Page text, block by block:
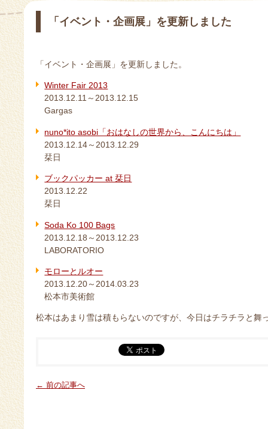
「イベント・企画展」を更新しました
「イベント・企画展」を更新しました。
Winter Fair 2013
2013.12.11～2013.12.15
Gargas
nuno*ito asobi「おはなしの世界から、こんにちは」
2013.12.14～2013.12.29
栞日
ブックパッカー at 栞日
2013.12.22
栞日
Soda Ko 100 Bags
2013.12.18～2013.12.23
LABORATORIO
モローとルオー
2013.12.20～2014.03.23
松本市美術館
松本はあまり雪は積もらないのですが、今日はチラチラと舞
← 前の記事へ